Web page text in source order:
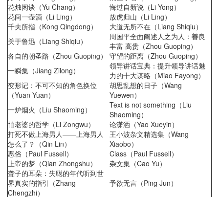
花烛闲谈（Yu Chang）
悔过自新说（Li Yong）
花间一壶酒（Li Ling）
放虎归山（Li Ling）
千夫所指（Kong Qingdong）
大道无所不在（Liang Shiqiu）
关于鲁迅（Liang Shiqiu）
周国平全面阐述人之为人：善良
丰富 高贵（Zhou Guoping）
各自的朝圣路（Zhou Guoping）
守望的距离（Zhou Guoping）
一瞬集（Jiang Zilong）
领导讲话宝典：提升领导讲话魅
力的十大谋略（Miao Fayong）
变形记：不可不知的角色换位
（Yuan Yuan）
胡思乱想的日子（Wang
Yuewen）
一炉烟火（Liu Shaoming）
Text is not something（Liu
Shaoming）
怕老婆的哲学（Li Zongwu）
论潇洒（Yao Xueyin）
打死不做上海男人——上海男人
怎么了？（Qin Lin）
王小波杂文精选集（Wang
Xiaobo）
恶俗（Paul Fussell）
Class（Paul Fussell）
上帝的梦（Qian Zhongshu）
杂文集（Cao Yu）
聋子的耳朵：失聪的年代听到世
界真实的指引（Zhang
Chengzhi）
予欲无言（Ping Jun）